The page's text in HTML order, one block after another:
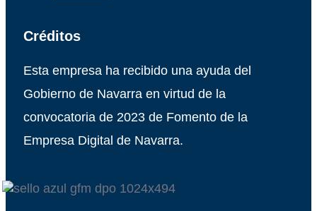
Créditos
Esta empresa ha recibido una ayuda del
Gobierno de Navarra en virtud de la
convocatoria de 2023 de Fomento de la
Empresa Digital de Navarra.